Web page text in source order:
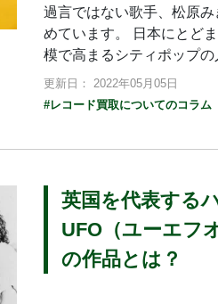
過言ではない歌手、松原
めています。 日本にとど
模で高まるシティポップ
更新日： 2022年05月05日
#レコード買取についてのコラム
英国を代表する
UFO（ユーエフ
の作品とは？